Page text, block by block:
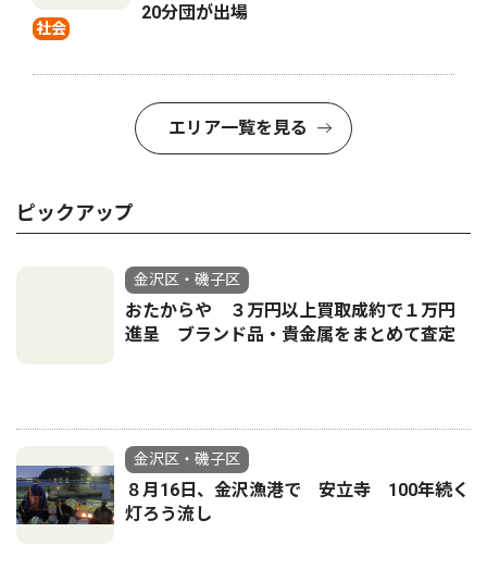
社会
20分団が出場
エリア一覧を見る
ピックアップ
金沢区・磯子区
おたからや ３万円以上買取成約で１万円
進呈 ブランド品・貴金属をまとめて査定
金沢区・磯子区
８月16日、金沢漁港で 安立寺 100年続く
灯ろう流し